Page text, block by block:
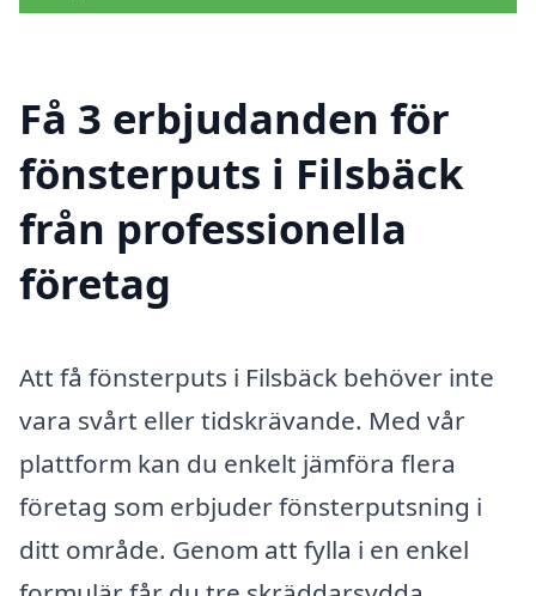
Få 3 erbjudanden för
fönsterputs i Filsbäck
från professionella
företag
Att få fönsterputs i Filsbäck behöver inte
vara svårt eller tidskrävande. Med vår
plattform kan du enkelt jämföra flera
företag som erbjuder fönsterputsning i
ditt område. Genom att fylla i en enkel